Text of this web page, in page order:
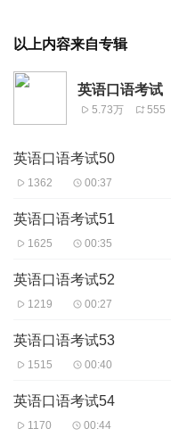
练习的时候,你需要对你
请到纽约英语口语网 ny-
以上内容来自专辑
英语口语考试
5.73万 555
英语口语考试50
1362 00:37
英语口语考试51
1625 00:35
英语口语考试52
1219 00:27
英语口语考试53
1515 00:40
英语口语考试54
1170 00:44